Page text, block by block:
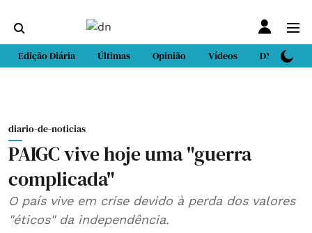
Edição Diária Últimas Opinião Vídeos DN Sport
diario-de-noticias
PAIGC vive hoje uma "guerra
complicada"
O país vive em crise devido à perda dos valores
"éticos" da independência.